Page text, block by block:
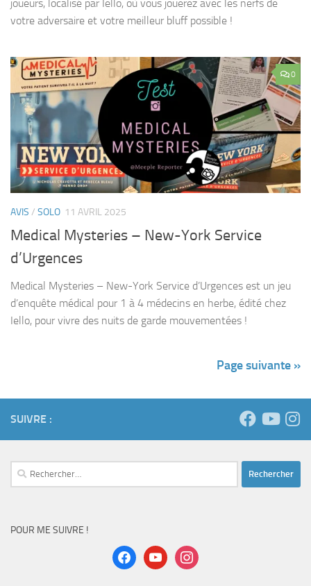
joueurs, localisé par Iello, où vous jouerez avec les nerfs de
votre adversaire et votre meilleur bluff possible !
0
AVIS / SOLO 11 AVRIL 2025
Medical Mysteries – New-York Service
d’Urgences
Medical Mysteries – New-York Service d’Urgences est un jeu
d’enquête médical pour 1 à 4 médecins en herbe, édité chez
Iello, pour vivre des nuits de garde mouvementées !
Page suivante »
SUIVRE :
Rechercher :
POUR ME SUIVRE !
facebookyoutubeinstagram